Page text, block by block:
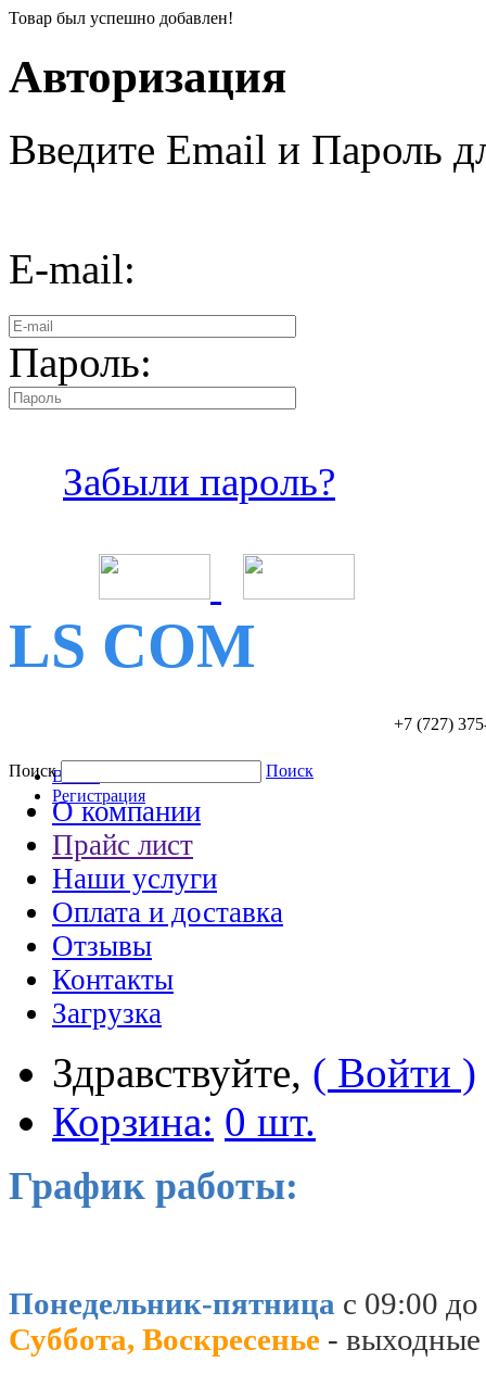
Товар был успешно добавлен!
Авторизация
Введите Email и Пароль
E-mail:
Пароль:
Забыли пароль?
LS COM
+7 (727)
Войти
Регистрация
Поиск Поиск
О компании
Прайс лист
Наши услуги
Оплата и доставка
Отзывы
Контакты
Загрузка
Здравствуйте, ( Войти )
Корзина: 0 шт.
График работы:
Понедельник-пятница с 09:00
Суббота, Воскресенье - выходные